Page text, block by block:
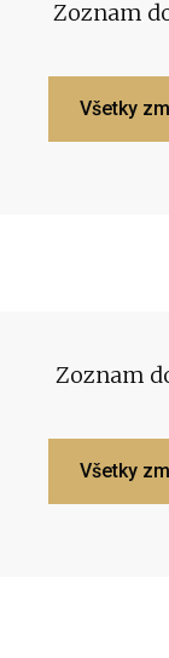
Zoznam
Všetky
Zoznam
Všetky